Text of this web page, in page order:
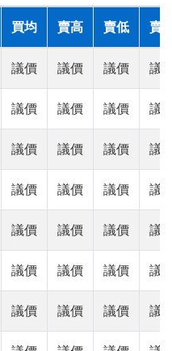
買均 賣高 賣低 賣
議價 議價 議價 議
議價 議價 議價 議
議價 議價 議價 議
議價 議價 議價 議
議價 議價 議價 議
議價 議價 議價 議
議價 議價 議價 議